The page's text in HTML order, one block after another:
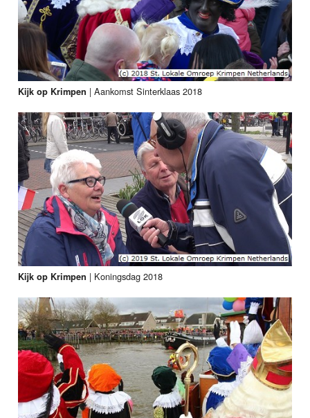
Kijk op Krimpen |Aankomst Sinterklaas 2018
Kijk op Krimpen | Koningsdag 2018